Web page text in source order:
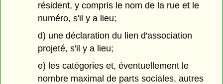
résident, y compris le nom de la rue et le
numéro, s'il y a lieu;
d) une déclaration du lien d'association
projeté, s'il y a lieu;
e) les catégories et, éventuellement le
nombre maximal de parts sociales, autres